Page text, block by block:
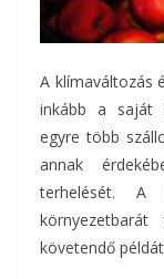
A klímaváltozás
inkább a saját
egyre több
annak
terhelését. A
követendő